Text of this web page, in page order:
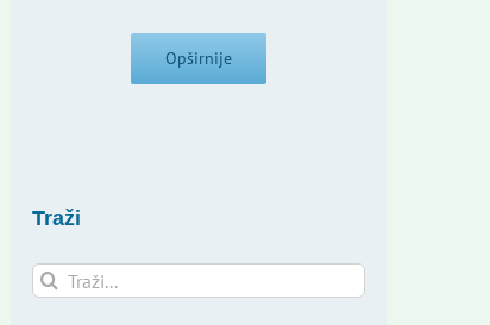
Opširnije
Traži
Traži...